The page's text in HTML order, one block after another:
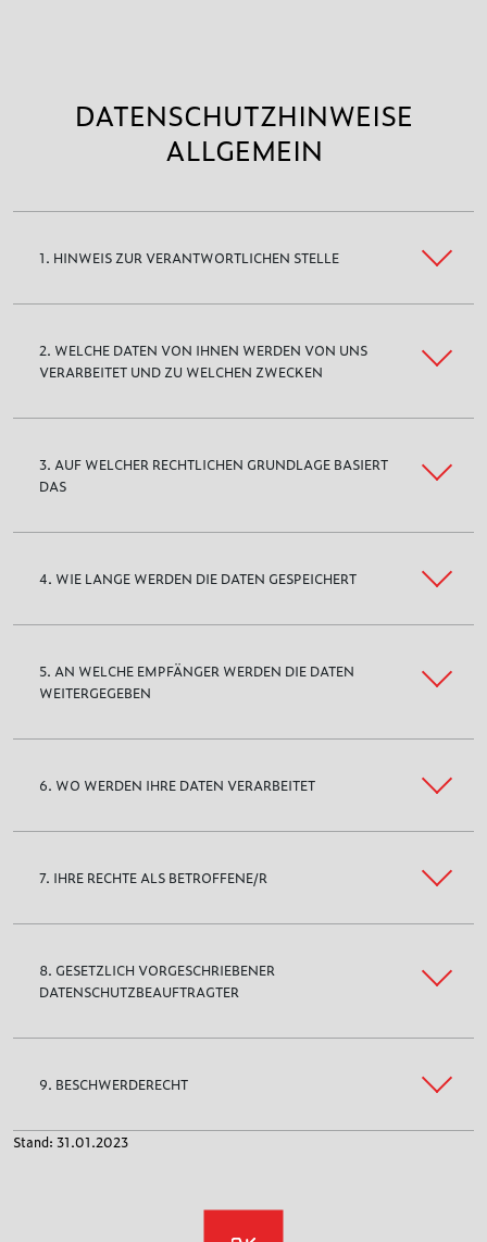
DATENSCHUTZHINWEISE
ALLGEMEIN
1. HINWEIS ZUR VERANTWORTLICHEN STELLE
2. WELCHE DATEN VON IHNEN WERDEN VON UNS
VERARBEITET UND ZU WELCHEN ZWECKEN
3. AUF WELCHER RECHTLICHEN GRUNDLAGE BASIERT
DAS
4. WIE LANGE WERDEN DIE DATEN GESPEICHERT
5. AN WELCHE EMPFÄNGER WERDEN DIE DATEN
WEITERGEGEBEN
6. WO WERDEN IHRE DATEN VERARBEITET
7. IHRE RECHTE ALS BETROFFENE/R
8. GESETZLICH VORGESCHRIEBENER
DATENSCHUTZBEAUFTRAGTER
9. BESCHWERDERECHT
Stand: 31.01.2023